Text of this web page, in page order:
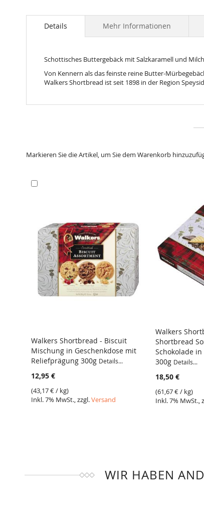
to
images
gallery
Details
Schottisches Buttergebäck mit Salzkaramell und
Von Kennern als das feinste reine Butter-
Walkers Shortbread ist seit 1898 in der Region
Mehr Informationen
Markieren Sie die Artikel, um Sie dem Warenkorb
VERGLEICH
Walkers Shortbread - Biscuit
Mischung in Geschenkdose mit
Reliefprägung 300g Details...
12,95 €
(43,17 €/ kg)
Inkl. 7% MwSt., zzgl.Versand
Walkers
Shortbread
Schokolade
300g Details...
18,50 €
(61,67 €/ kg)
Inkl. 7% MwSt.,
WIR HABEN